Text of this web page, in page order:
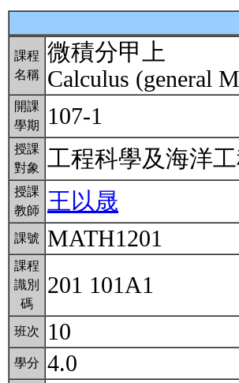
課程
名稱
微積分甲上
Calculus (general
開課
學期
107-1
授課
對象
工程科學及海洋
授課
教師
王以晟
課號 MATH1201
課程
識別
碼
201 101A1
班次 10
學分 4.0